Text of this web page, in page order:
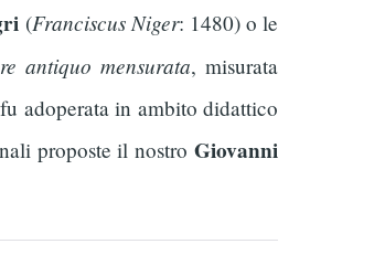
(Franciscus Niger: 1480) o le
antiquo mensurata, misurata
adoperata in ambito didattico
proposte il nostro Giovanni